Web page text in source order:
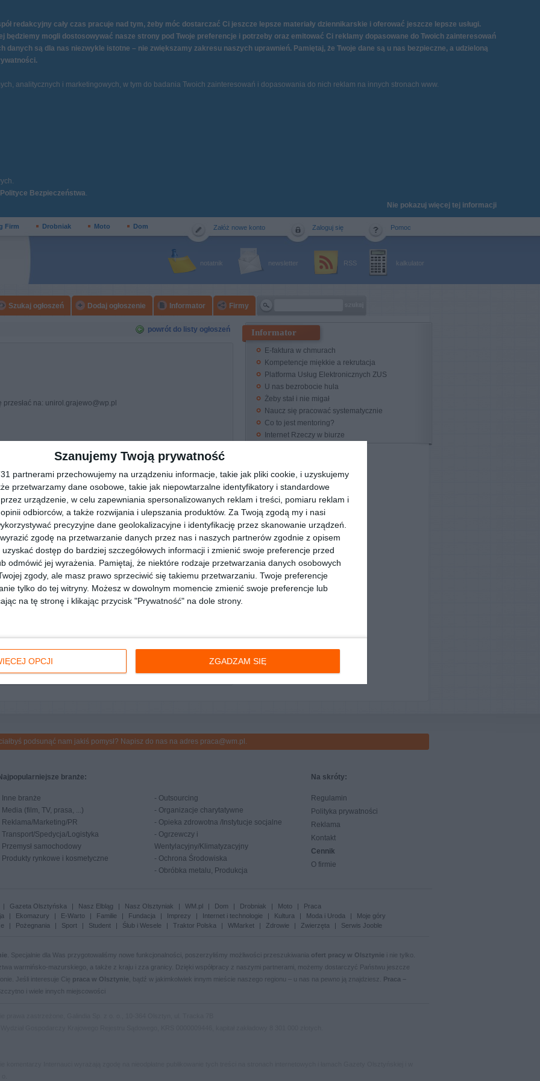
Szanujemy Twoją prywatność
partnerami przechowujemy na urządzeniu informacje, takie jak pliki cookie, i uzyskujemy
przetwarzamy dane osobowe, takie jak niepowtarzalne identyfikatory i standardowe
przez urządzenie, w celu zapewniania spersonalizowanych reklam i treści, pomiaru reklam i
odbiorców, a także rozwijania i ulepszania produktów. Za Twoją zgodą my i nasi
precyzyjne dane geolokalizacyjne i identyfikację przez skanowanie urządzeń.
zgodę na przetwarzanie danych przez nas i naszych partnerów zgodnie z opisem
dostęp do bardziej szczegółowych informacji i zmienić swoje preferencje przed
odmówić jej wyrażenia.
Pamiętaj, że niektóre rodzaje przetwarzania danych osobowych
zgody, ale masz prawo sprzeciwić się takiemu przetwarzaniu. Twoje preferencje
tylko do tej witryny. Możesz w dowolnym momencie zmienić swoje preferencje lub
na tę stronę i klikając przycisk "Prywatność" na dole strony.
OPCJI ZGADZAM SIĘ
redakcyjny cały czas pracuje nad tym, żeby móc dostarczać Ci jeszcze lepsze materiały dziennikarskie i oferować jeszcze lepsze usługi.
będziemy mogli dostosowywać nasze strony pod Twoje preferencje i potrzeby oraz emitować Ci reklamy dopasowane do Twoich zainteresowań
danych są dla nas niezwykle istotne – nie zwiększamy zakresu naszych uprawnień. Pamiętaj, że Twoje dane są u nas bezpieczne, a udzieloną
.
analitycznych i marketingowych, w tym do badania Twoich zainteresowań i dopasowania do nich reklam na innych stronach www.
Polityce Bezpieczeństwa.
Nie pokazuj więcej tej informacji
Firm Drobniak Moto Dom Załóż nowe konto Zaloguj się Pomoc
notatnik newsletter RSS
kalkulator
Szukaj ogłoszeń Dodaj ogłoszenie Informator Firmy
powrót do listy ogłoszeń
na: unirol.grajewo@wp.pl
Grajewo
Wyślij ogłoszenie znajomemu
Region Data dodania
warmińsko-mazurskie 2025-08-26
elewacji warmińsko-mazurskie 2025-08-21
podlaskie 2025-04-03
2025-02-27
więcej ogłoszeń...
Informator
E-faktura w chmurach
Kompetencje miękkie a rekrutacja
Platforma Usług Elektronicznych ZUS
U nas bezrobocie hula
Żeby stał i nie migał
Naucz się pracować systematycznie
Co to jest mentoring?
Internet Rzeczy w biurze
podsunąć nam jakiś pomysł? Napisz do nas na adres praca@wm.pl .
branże:
Inne branże
Media (film, TV, prasa, ...)
Reklama/Marketing/PR
Transport/Spedycja/Logistyka
Przemysł samochodowy
Produkty rynkowe i kosmetyczne
- Outsourcing
- Organizacje charytatywne
- Opieka zdrowotna /Instytucje socjalne
- Ogrzewczy i
Wentylacyjny/Klimatyzacyjny
- Ochrona Środowiska
- Obróbka metalu, Produkcja
Na skróty:
Regulamin
Polityka prywatności
Reklama
Kontakt
Cennik
O firmie
| Gazeta Olsztyńska | Nasz Elbląg | Nasz Olsztyniak | WM.pl | Dom | Drobniak | Moto |
Praca
| Ekomazury | E-Warto | Familie | Fundacja | Imprezy | Internet i technologie | Kultura | Moda i Uroda |
Moje góry
| Pożegnania | Sport | Student | Ślub i Wesele | Traktor Polska | WMarket | Zdrowie | Zwierzęta | Serwis Jooble
. Specjalnie dla Was przygotowaliśmy nowe funkcjonalności, poszerzyliśmy możliwości przeszukiwania ofert pracy w Olsztynie i nie tylko.
warmińsko-mazurskiego, a także z kraju i zza granicy. Dzięki współpracy z naszymi partnerami, możemy dostarczyć Państwu jeszcze
Jeśli interesuje Cię praca w Olsztynie , bądź w jakimkolwiek innym mieście naszego regionu – u nas na pewno ją znajdziesz.
Praca –
i wiele innych miejscowości